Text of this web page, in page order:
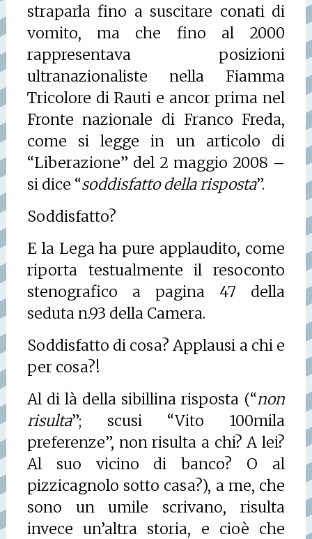
straparla fino a suscitare conati di
vomito, ma che fino al 2000
rappresentava posizioni
ultranazionaliste nella Fiamma
Tricolore di Rauti e ancor prima nel
Fronte nazionale di Franco Freda,
come si legge in un articolo di
“Liberazione” del 2 maggio 2008 –
si dice “soddisfatto della risposta”.
Soddisfatto?
E la Lega ha pure applaudito, come
riporta testualmente il resoconto
stenografico a pagina 47 della
seduta n.93 della Camera.
Soddisfatto di cosa? Applausi a chi e
per cosa?!
Al di là della sibillina risposta (“non
risulta”; scusi “Vito 100mila
preferenze”, non risulta a chi? A lei?
Al suo vicino di banco? O al
pizzicagnolo sotto casa?), a me, che
sono un umile scrivano, risulta
invece un’altra storia, e cioè che